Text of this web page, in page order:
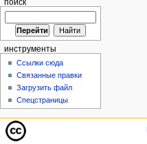
поиск
инструменты
Ссылки сюда
Связанные правки
Загрузить файл
Спецстраницы